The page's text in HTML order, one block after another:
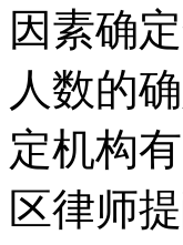
因素确
人数的
定机构
区律师